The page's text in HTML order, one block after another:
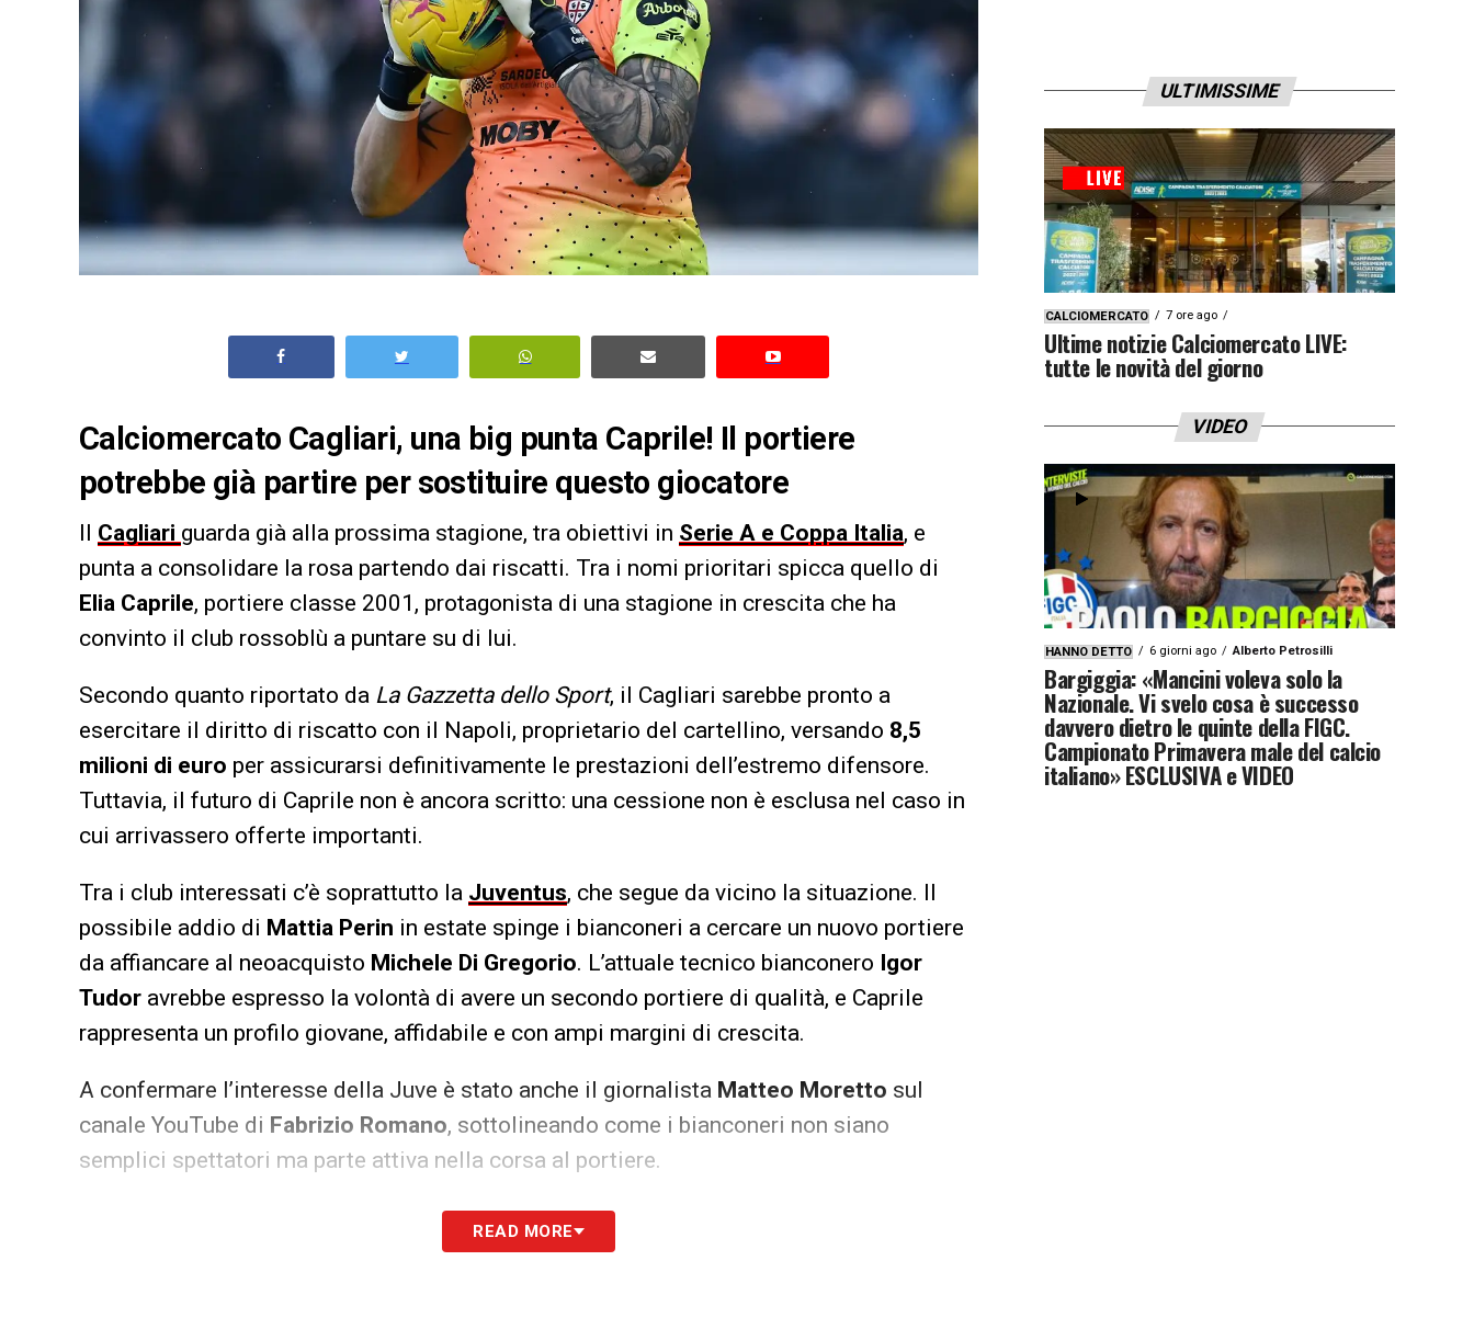
Calciomercato Cagliari, una big punta Caprile! Il portiere
potrebbe già partire per sostituire questo giocatore
Il Cagliari guarda già alla prossima stagione, tra obiettivi in Serie A e Coppa Italia, e
punta a consolidare la rosa partendo dai riscatti. Tra i nomi prioritari spicca quello di
Elia Caprile, portiere classe 2001, protagonista di una stagione in crescita che ha
convinto il club rossoblù a puntare su di lui.
Secondo quanto riportato da La Gazzetta dello Sport, il Cagliari sarebbe pronto a
esercitare il diritto di riscatto con il Napoli, proprietario del cartellino, versando 8,5
milioni di euro per assicurarsi definitivamente le prestazioni dell’estremo difensore.
Tuttavia, il futuro di Caprile non è ancora scritto: una cessione non è esclusa nel caso in
cui arrivassero offerte importanti.
Tra i club interessati c’è soprattutto la Juventus, che segue da vicino la situazione. Il
possibile addio di Mattia Perin in estate spinge i bianconeri a cercare un nuovo portiere
da affiancare al neoacquisto Michele Di Gregorio. L’attuale tecnico bianconero Igor
Tudor avrebbe espresso la volontà di avere un secondo portiere di qualità, e Caprile
rappresenta un profilo giovane, affidabile e con ampi margini di crescita.
A confermare l’interesse della Juve è stato anche il giornalista Matteo Moretto sul
canale YouTube di Fabrizio Romano, sottolineando come i bianconeri non siano
semplici spettatori ma parte attiva nella corsa al portiere.
Il Cagliari, nonostante l’intenzione di riscattare Caprile, dovrà fare i conti con l’interesse
, che potrebbe presto presentare un’offerta concreta. Le
READ MORE
ULTIMISSIME
CALCIOMERCATO 7 ore ago
Ultime notizie Calciomercato LIVE:
tutte le novità del giorno
VIDEO
HANNO DETTO 6 giorni ago Alberto Petrosilli
Bargiggia: «Mancini voleva solo la
Nazionale. Vi svelo cosa è successo
davvero dietro le quinte della FIGC.
Campionato Primavera male del calcio
italiano» ESCLUSIVA e VIDEO